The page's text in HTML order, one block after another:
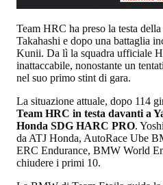
Team HRC ha preso la testa
Takahashi e dopo una battaglia
Kunii. Da lì la squadra ufficiale
inattaccabile, nonostante un
nel suo primo stint di gara.
La situazione attuale, dopo 114
Team HRC in testa davanti a
Honda SDG HARC PRO.
da ATJ Honda, AutoRace Ube
ERC Endurance, BMW World
chiudere i primi 10.